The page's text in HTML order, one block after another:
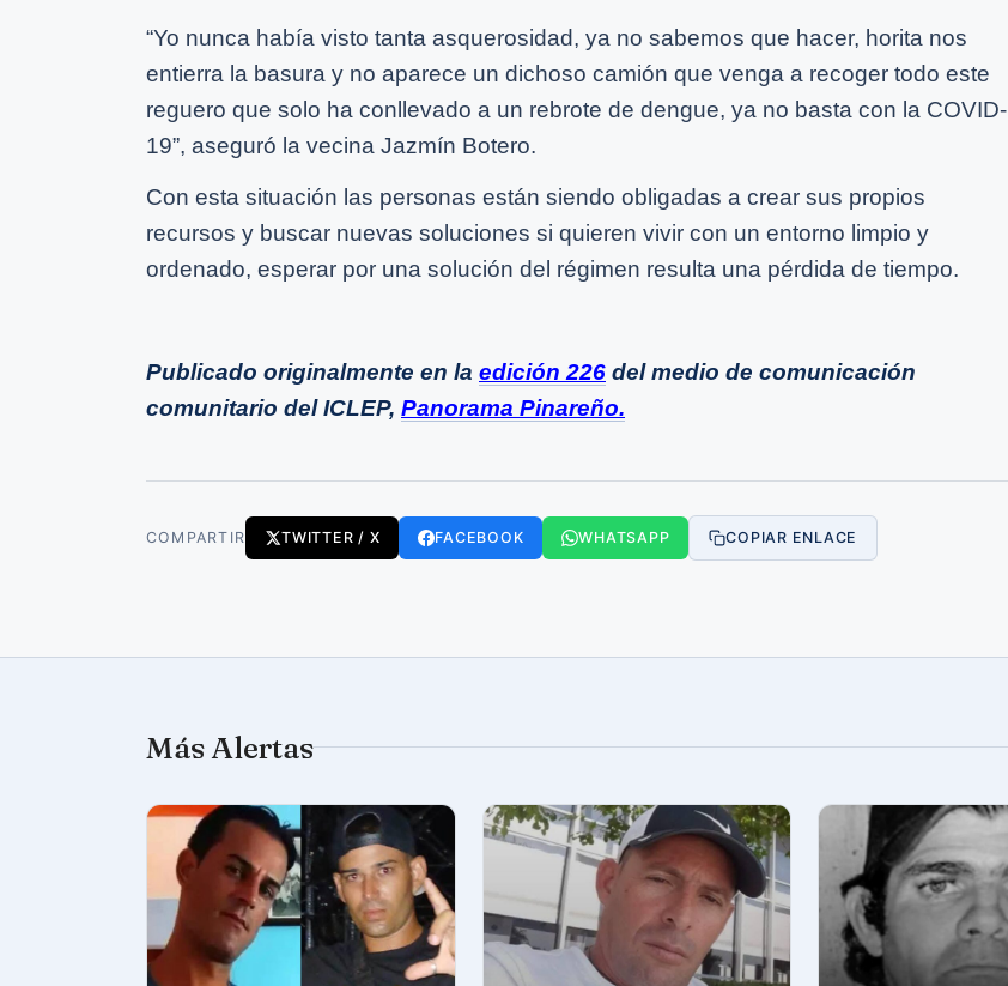
“Yo nunca había visto tanta asquerosidad, ya no sabemos que hacer, horita nos
entierra la basura y no aparece un dichoso camión que venga a recoger todo este
reguero que solo ha conllevado a un rebrote de dengue, ya no basta con la COVID-
19”, aseguró la vecina Jazmín Botero.
Con esta situación las personas están siendo obligadas a crear sus propios
recursos y buscar nuevas soluciones si quieren vivir con un entorno limpio y
ordenado, esperar por una solución del régimen resulta una pérdida de tiempo.
Publicado originalmente en la edición 226 del medio de comunicación
comunitario del ICLEP, Panorama Pinareño.
COMPARTIR TWITTER / X FACEBOOK WHATSAPP COPIAR ENLACE
Más Alertas